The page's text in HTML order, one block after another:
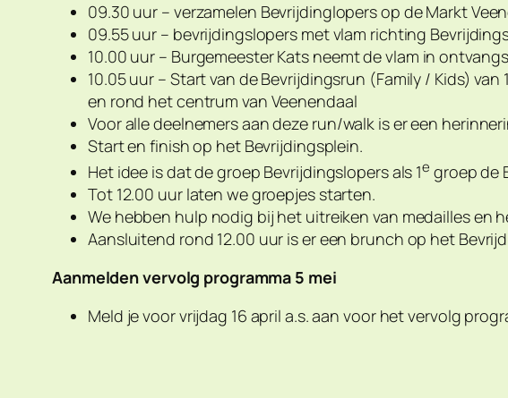
09.30 uur – verzamelen Bevrijdinglopers op de Markt
09.55 uur – bevrijdingslopers met vlam richting
10.00 uur – Burgemeester Kats neemt de vlam in
10.05 uur – Start van de Bevrijdingsrun (Family / Kids)
en rond het centrum van Veenendaal
Voor alle deelnemers aan deze run/walk is er een
Start en finish op het Bevrijdingsplein.
Het idee is dat de groep Bevrijdingslopers als 1e groep de
Tot 12.00 uur laten we groepjes starten.
We hebben hulp nodig bij het uitreiken van medailles en
Aansluitend rond 12.00 uur is er een brunch op het
Aanmelden vervolg programma 5 mei
Meld je voor vrijdag 16 april a.s. aan voor het vervolg